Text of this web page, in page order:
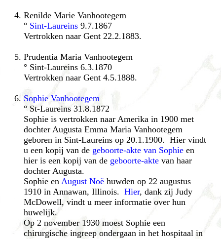
Renilde Marie Vanhootegem
° Sint-Laureins 9.7.1867
Vertrokken naar Gent 22.2.1883.
Prudentia Maria Vanhootegem
° Sint-Laureins 6.3.1870
Vertrokken naar Gent 4.5.1888.
Sophie Vanhootegem
° St-Laureins 31.8.1872
Sophie is vertrokken naar Amerika in 1900 met
dochter Augusta Emma Maria Vanhootegem
geboren in Sint-Laureins op 20.1.1900. Hier vindt
u een kopij van de geboorte-akte van Sophie en
hier is een kopij van de geboorte-akte van haar
dochter Augusta.
Sophie en August Noë huwden op 22 augustus
1910 in Annawan, Illinois. Hier, dank zij Judy
McDowell, vindt u meer informatie over hun
huwelijk.
Op 2 november 1930 moest Sophie een
chirurgische ingreep ondergaan in het hospitaal in